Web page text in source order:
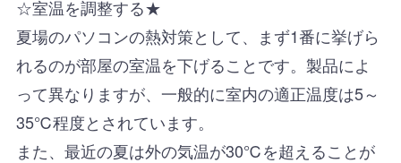
☆室温を調整する★
夏場のパソコンの熱対策として、まず1番に挙げら
れるのが部屋の室温を下げることです。製品によ
って異なりますが、一般的に室内の適正温度は5～
35℃程度とされています。
また、最近の夏は外の気温が30℃を超えることが